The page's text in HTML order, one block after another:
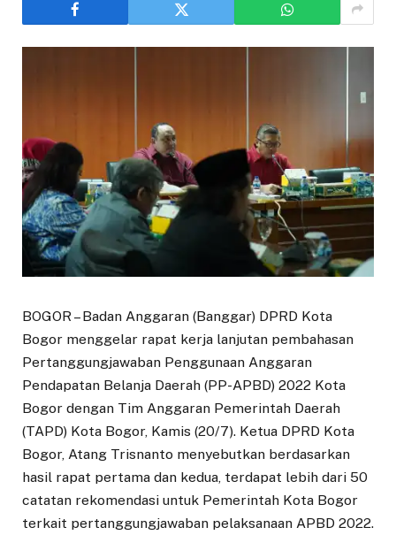
BOGOR – Badan Anggaran (Banggar) DPRD Kota
Bogor menggelar rapat kerja lanjutan pembahasan
Pertanggungjawaban Penggunaan Anggaran
Pendapatan Belanja Daerah (PP-APBD) 2022 Kota
Bogor dengan Tim Anggaran Pemerintah Daerah
(TAPD) Kota Bogor, Kamis (20/7). Ketua DPRD Kota
Bogor, Atang Trisnanto menyebutkan berdasarkan
hasil rapat pertama dan kedua, terdapat lebih dari 50
catatan rekomendasi untuk Pemerintah Kota Bogor
terkait pertanggungjawaban pelaksanaan APBD 2022.